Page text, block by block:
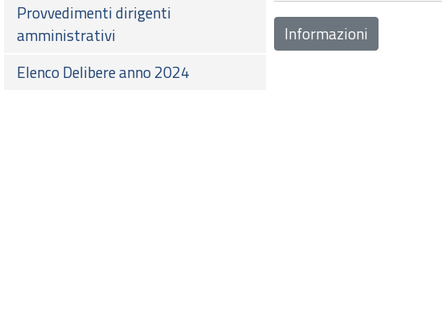
Provvedimenti dirigenti
amministrativi
Elenco Delibere anno 2024
Informazioni